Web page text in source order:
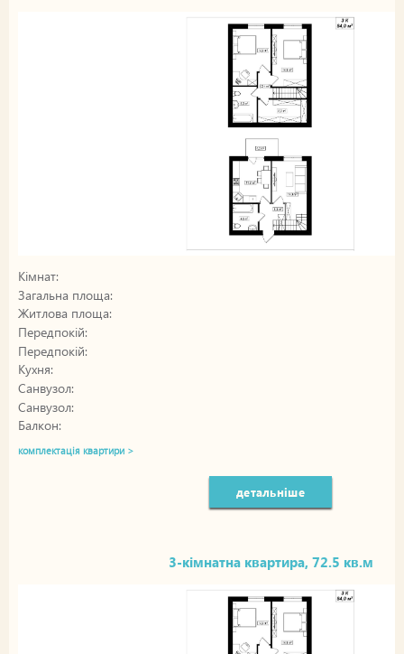
Кімнат:
Загальна площа:
Житлова площа:
Передпокій:
Передпокій:
Кухня:
Санвузол:
Санвузол:
Балкон:
комплектація квартири >
детальніше
3-кімнатна квартира, 72.5 кв.м